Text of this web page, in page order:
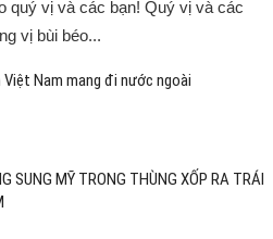
quý vị và các bạn! Quý vị và các
vị bùi béo...
Nam mang đi nước ngoài
SUNG MỸ TRONG THÙNG XỐP RA TRÁI